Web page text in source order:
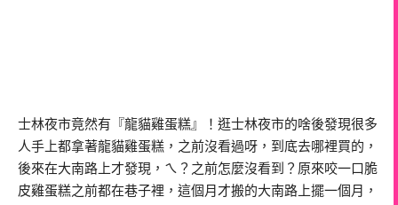
士林夜市竟然有『龍貓雞蛋糕』！逛士林夜市的啥後發現很多
人手上都拿著龍貓雞蛋糕，之前沒看過呀，到底去哪裡買的，
後來在大南路上才發現，ㄟ？之前怎麼沒看到？原來咬一口脆
皮雞蛋糕之前都在巷子裡，這個月才搬的大南路上擺一個月，